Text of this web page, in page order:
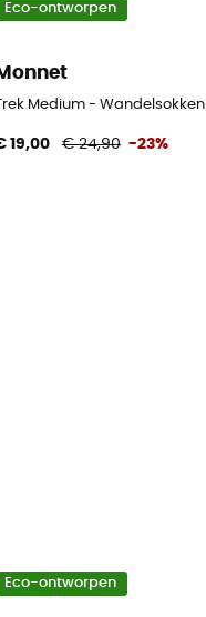
Eco-ontworpen
Monnet
Medium - Wandelsokken
19,00 € 24,90 -23%
Eco-ontworpen